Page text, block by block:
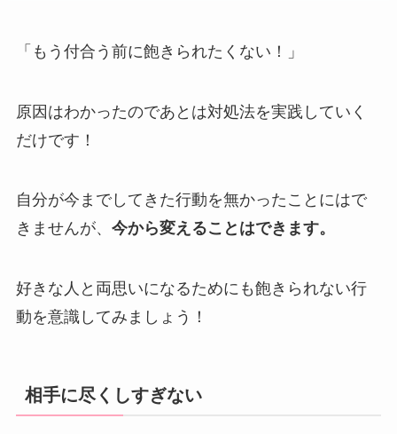
「もう付合う前に飽きられたくない！」
原因はわかったのであとは対処法を実践していく
だけです！
自分が今までしてきた行動を無かったことにはで
きませんが、 今から変えることはできます。
好きな人と両思いになるためにも飽きられない行
動を意識してみましょう！
相手に尽くしすぎない